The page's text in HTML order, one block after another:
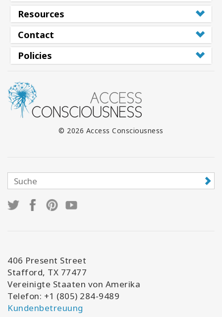
Resources
Contact
Policies
© 2026 Access Consciousness
406 Present Street
Stafford, TX 77477
Vereinigte Staaten von Amerika
Telefon: +1 (805) 284-9489
Kundenbetreuung